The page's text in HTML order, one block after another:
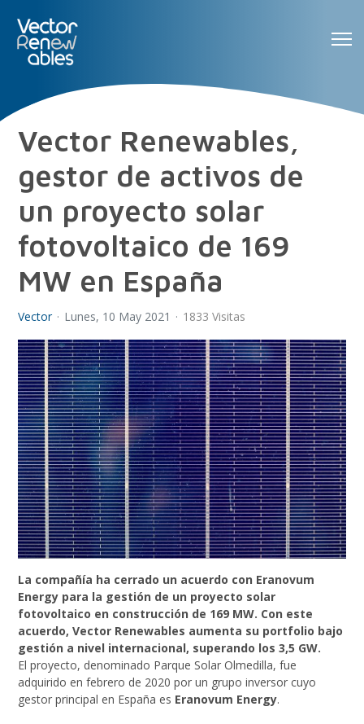
Vector Renewables,
gestor de activos de
un proyecto solar
fotovoltaico de 169
MW en España
Vector Lunes, 10 May 2021 1833 Visitas
La compañía ha cerrado un acuerdo con Eranovum
Energy para la gestión de un proyecto solar
fotovoltaico en construcción de 169 MW. Con este
acuerdo, Vector Renewables aumenta su portfolio bajo
gestión a nivel internacional, superando los 3,5 GW.
El proyecto, denominado Parque Solar Olmedilla, fue
adquirido en febrero de 2020 por un grupo inversor cuyo
gestor principal en España es Eranovum Energy.